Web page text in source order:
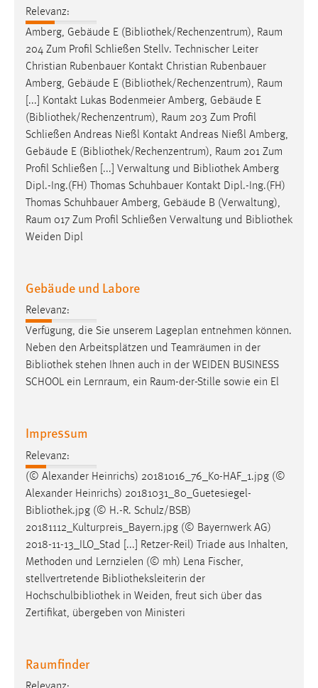
Relevanz:
Amberg, Gebäude E (Bibliothek/Rechenzentrum), Raum
204 Zum Profil Schließen Stellv. Technischer Leiter
Christian Rubenbauer Kontakt Christian Rubenbauer
Amberg, Gebäude E (Bibliothek/Rechenzentrum), Raum
[...] Kontakt Lukas Bodenmeier Amberg, Gebäude E
(Bibliothek/Rechenzentrum), Raum 203 Zum Profil
Schließen Andreas Nießl Kontakt Andreas Nießl Amberg,
Gebäude E (Bibliothek/Rechenzentrum), Raum 201 Zum
Profil Schließen [...] Verwaltung und Bibliothek Amberg
Dipl.-Ing.(FH) Thomas Schuhbauer Kontakt Dipl.-Ing.(FH)
Thomas Schuhbauer Amberg, Gebäude B (Verwaltung),
Raum 017 Zum Profil Schließen Verwaltung und Bibliothek
Weiden Dipl
Gebäude und Labore
Relevanz:
Verfügung, die Sie unserem Lageplan entnehmen können.
Neben den Arbeitsplätzen und Teamräumen in der
Bibliothek stehen Ihnen auch in der WEIDEN BUSINESS
SCHOOL ein Lernraum, ein Raum-der-Stille sowie ein El
Impressum
Relevanz:
(© Alexander Heinrichs) 20181016_76_Ko-HAF_1.jpg (©
Alexander Heinrichs) 20181031_80_Guetesiegel-
Bibliothek.jpg (© H.-R. Schulz/BSB)
20181112_Kulturpreis_Bayern.jpg (© Bayernwerk AG)
2018-11-13_ILO_Stad [...] Retzer-Reil) Triade aus Inhalten,
Methoden und Lernzielen (© mh) Lena Fischer,
stellvertretende Bibliotheksleiterin der
Hochschulbibliothek in Weiden, freut sich über das
Zertifikat, übergeben von Ministeri
Raumfinder